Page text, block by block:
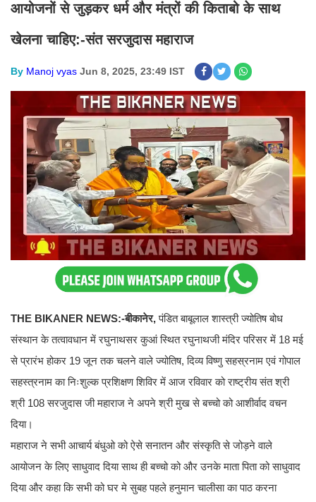
आयोजनों से जुड़कर धर्म और मंत्रों की किताबो के साथ
खेलना चाहिए:-संत सरजुदास महाराज
By Manoj vyas Jun 8, 2025, 23:49 IST
THE BIKANER NEWS:-बीकानेर,पंडित बाबूलाल शास्त्री ज्योतिष बोध
संस्थान के तत्वावधान में रघुनाथसर कुआं स्थित रघुनाथजी मंदिर परिसर में 18 मई
से प्रारंभ होकर 19 जून तक चलने वाले ज्योतिष, दिव्य विष्णु सहस्रनाम एवं गोपाल
सहस्त्रनाम का निःशुल्क प्रशिक्षण शिविर में आज रविवार को राष्ट्रीय संत श्री
श्री 108 सरजुदास जी महाराज ने अपने श्री मुख से बच्चो को आशीर्वाद वचन
दिया।
महाराज ने सभी आचार्य बंधुओ को ऐसे सनातन और संस्कृति से जोड़ने वाले
आयोजन के लिए साधुवाद दिया साथ ही बच्चो को और उनके माता पिता को साधुवाद
दिया और कहा कि सभी को घर मे सुबह पहले हनुमान चालीसा का पाठ करना